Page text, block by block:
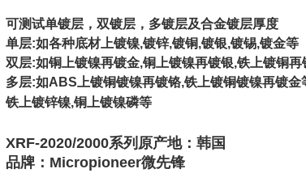
可测试单镀层，双镀层，多镀层及合金镀层厚度
单层:如各种底材上镀镍,镀锌,镀铜,镀银,镀锡,镀金等
双层:如铜上镀镍再镀金,铜上镀镍再镀银,铁上镀铜再
多层:如ABS上镀铜镀镍再镀铬,铁上镀铜镀镍再镀金
铁上镀锌镍,铜上镀镍磷等
XRF-2020/2000系列原产地：韩国
品牌：Micropioneer微先锋